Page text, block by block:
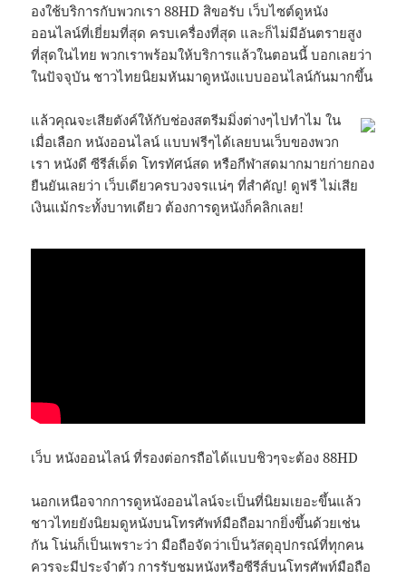
องใช้บริการกับพวกเรา 88HD สิขอรับ เว็บไซต์ดูหนัง
ออนไลน์ที่เยี่ยมที่สุด ครบเครื่องที่สุด และก็ไม่มีอันตรายสูง
ที่สุดในไทย พวกเราพร้อมให้บริการแล้วในตอนนี้ บอกเลยว่า
ในปัจจุบัน ชาวไทยนิยมหันมาดูหนังแบบออนไลน์กันมากขึ้น
แล้วคุณจะเสียตังค์ให้กับช่องสตรีมมิ่งต่างๆไปทำไม ใน
เมื่อเลือก หนังออนไลน์ แบบฟรีๆได้เลยบนเว็บของพวก
เรา หนังดี ซีรีส์เด็ด โทรทัศน์สด หรือกีฬาสดมากมายก่ายกอง
ยืนยันเลยว่า เว็บเดียวครบวงจรแน่ๆ ที่สำคัญ! ดูฟรี ไม่เสีย
เงินแม้กระทั้งบาทเดียว ต้องการดูหนังก็คลิกเลย!
เว็บ หนังออนไลน์ ที่รองต่อกรถือได้แบบชิวๆจะต้อง 88HD
นอกเหนือจากการดูหนังออนไลน์จะเป็นที่นิยมเยอะขึ้นแล้ว
ชาวไทยยังนิยมดูหนังบนโทรศัพท์มือถือมากยิ่งขึ้นด้วยเช่น
กัน โน่นก็เป็นเพราะว่า มือถือจัดว่าเป็นวัสดุอุปกรณ์ที่ทุกคน
ควรจะมีประจำตัว การรับชมหนังหรือซีรีส์บนโทรศัพท์มือถือ